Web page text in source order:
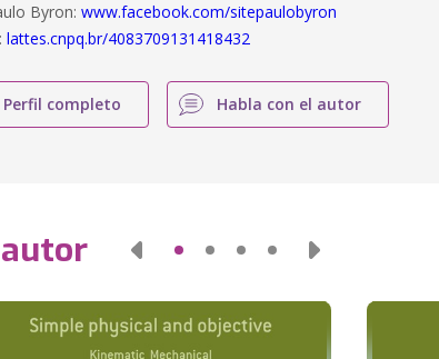
Byron:www.facebook.com/sitepaulobyron
lattes.cnpq.br/4083709131418432
Perfil completo Habla con el autor